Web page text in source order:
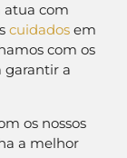
atua com
cuidados em
com os
garantir a
os nossos
a melhor